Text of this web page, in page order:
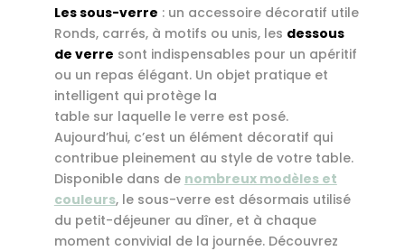
peuvent
choisies
sur
page
du
produit
Les sous-verre : un accessoire décoratif utile
Ronds, carrés, à motifs ou unis, les dessous
de verre sont indispensables pour un apéritif
ou un repas élégant. Un objet pratique et
intelligent qui protège la
table sur laquelle le verre est posé.
Aujourd’hui, c’est un élément décoratif qui
contribue pleinement au style de votre table.
Disponible dans de nombreux modèles et
couleurs, le sous-verre est désormais utilisé
du petit-déjeuner au dîner, et à chaque
moment convivial de la journée. Découvrez